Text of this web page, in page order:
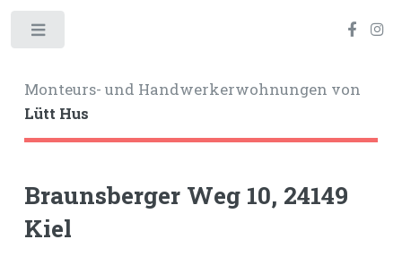
Monteurs- und Handwerkerwohnungen von
Lütt Hus
Braunsberger Weg 10, 24149
Kiel